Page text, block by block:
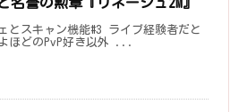
とスキャン機能#3 ライブ経験者だと
ほどのPvP好き以外 ...